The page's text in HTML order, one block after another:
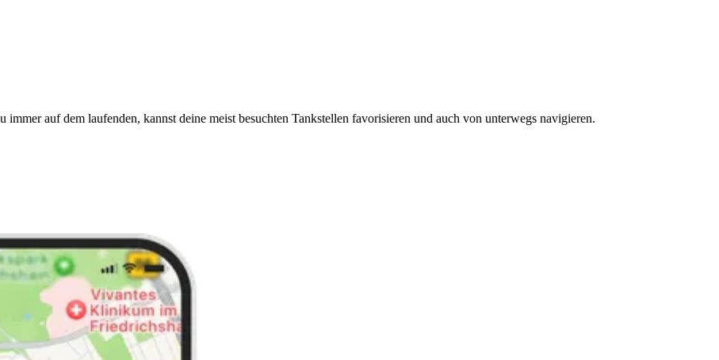
auf dem laufenden, kannst deine meist besuchten Tankstellen favorisieren und auch von unterwegs navigieren.